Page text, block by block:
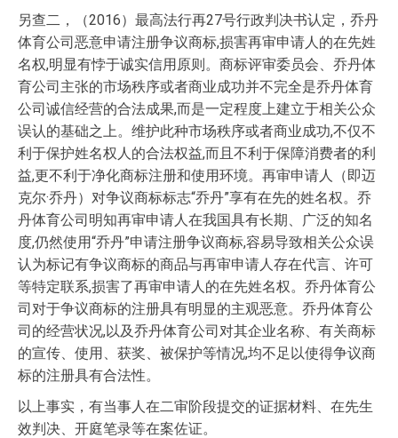
另查二，（2016）最高法行再27号行政判决书认定，乔丹
体育公司恶意申请注册争议商标,损害再审申请人的在先姓
名权,明显有悖于诚实信用原则。商标评审委员会、乔丹体
育公司主张的市场秩序或者商业成功并不完全是乔丹体育
公司诚信经营的合法成果,而是一定程度上建立于相关公众
误认的基础之上。维护此种市场秩序或者商业成功,不仅不
利于保护姓名权人的合法权益,而且不利于保障消费者的利
益,更不利于净化商标注册和使用环境。再审申请人（即迈
克尔·乔丹）对争议商标标志“乔丹”享有在先的姓名权。乔
丹体育公司明知再审申请人在我国具有长期、广泛的知名
度,仍然使用“乔丹”申请注册争议商标,容易导致相关公众误
认为标记有争议商标的商品与再审申请人存在代言、许可
等特定联系,损害了再审申请人的在先姓名权。乔丹体育公
司对于争议商标的注册具有明显的主观恶意。乔丹体育公
司的经营状况,以及乔丹体育公司对其企业名称、有关商标
的宣传、使用、获奖、被保护等情况,均不足以使得争议商
标的注册具有合法性。
以上事实，有当事人在二审阶段提交的证据材料、在先生
效判决、开庭笔录等在案佐证。